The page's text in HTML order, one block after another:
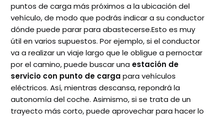
puntos de carga más próximos a la ubicación del
vehículo, de modo que podrás indicar a su conductor
dónde puede parar para abastecerse.Esto es muy
útil en varios supuestos. Por ejemplo, si el conductor
va a realizar un viaje largo que le obligue a pernoctar
por el camino, puede buscar una estación de
servicio con punto de carga para vehículos
eléctricos. Así, mientras descansa, repondrá la
autonomía del coche. Asimismo, si se trata de un
trayecto más corto, puede aprovechar para hacer lo